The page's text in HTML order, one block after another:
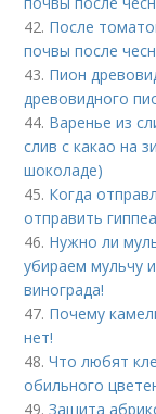
42. После
почвы после
43. Пион
древовидного
44. Варенье из
слив с какао на
шоколаде)
45. Когда
отправить
46. Нужно ли
убираем мульчу
винограда!
47. Почему
нет!
48.Что любят
обильного
49.Защита